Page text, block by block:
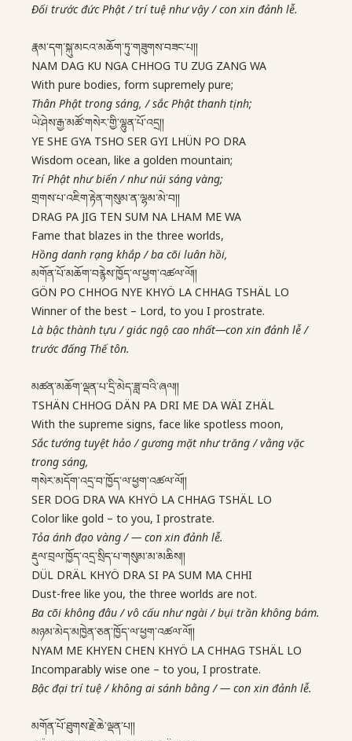
Đối trước đức Phật / trí tuệ như vậy / con xin đảnh lễ.
རྣམ་དག་སྐུ་མངའ་མཆོག་ཏུ་གཟུགས་བཟང་པ།།
NAM DAG KU NGA CHHOG TU ZUG ZANG WA
With pure bodies, form supremely pure;
Thân Phật trong sáng, / sắc Phật thanh tịnh;
ཡེ་ཤེས་རྒྱ་མཚོ་གསེར་གྱི་ལྷུན་པོ་འདྲ།།
YE SHE GYA TSHO SER GYI LHÜN PO DRA
Wisdom ocean, like a golden mountain;
Trí Phật như biển / như núi sáng vàng;
གྲགས་པ་འཇིག་རྟེན་གསུམ་ན་ལྷམ་མེ་བ།།
DRAG PA JIG TEN SUM NA LHAM ME WA
Fame that blazes in the three worlds,
Hồng danh rạng khắp / ba cõi luân hồi,
མགོན་པོ་མཆོག་བརྙེས་ཁྱོད་ལ་ཕྱག་འཚལ་ལོ།།
GÖN PO CHHOG NYE KHYÖ LA CHHAG TSHÄL LO
Winner of the best – Lord, to you I prostrate.
Là bậc thành tựu / giác ngộ cao nhất—con xin đảnh lễ /
trước đấng Thế tôn.
མཚན་མཆོག་ལྡན་པ་དྲི་མེད་ཟླ་བའི་ཞལ།།
TSHÄN CHHOG DÄN PA DRI ME DA WÄI ZHÄL
With the supreme signs, face like spotless moon,
Sắc tướng tuyệt hảo / gương mặt như trăng / vằng vặc
trong sáng,
གསེར་མདོག་འདྲ་བ་ཁྱོད་ལ་ཕྱག་འཚལ་ལོ།།
SER DOG DRA WA KHYÖ LA CHHAG TSHÄL LO
Color like gold – to you, I prostrate.
Tỏa ánh đạo vàng /— con xin đảnh lễ.
རྡུལ་བྲལ་ཁྱོད་འདྲ་སྲིད་པ་གསུམ་མ་མཆིས།།
DÜL DRÄL KHYÖ DRA SI PA SUM MA CHHI
Dust-free like you, the three worlds are not.
Ba cõi không đâu / vô cấu như ngài / bụi trần không bám.
མཉམ་མེད་མཁྱེན་ཅན་ཁྱོད་ལ་ཕྱག་འཚལ་ལོ།།
NYAM ME KHYEN CHEN KHYÖ LA CHHAG TSHÄL LO
Incomparably wise one – to you, I prostrate.
Bậc đại trí tuệ / không ai sánh bằng /— con xin đảnh lễ.
མགོན་པོ་ཐུགས་རྗེ་ཆེ་ལྡན་པ།།